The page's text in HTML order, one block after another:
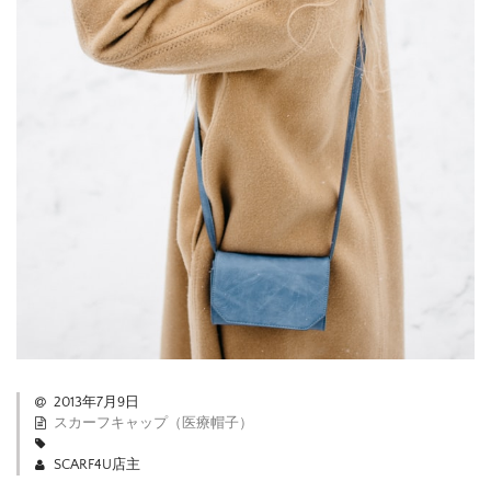
2013年7月9日
スカーフキャップ（医療帽子）
SCARF4U店主